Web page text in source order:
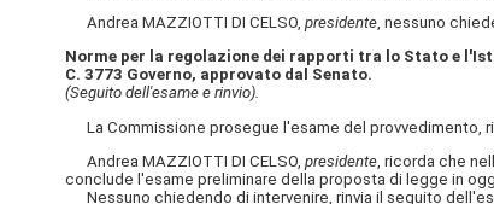
Andrea MAZZIOTTI DI CELSO, presidente, nessuno
Norme per la regolazione dei rapporti tra lo Stato e
C. 3773 Governo, approvato dal Senato.
(Seguito dell'esame e rinvio).
La Commissione prosegue l'esame del provvedimento,
Andrea MAZZIOTTI DI CELSO, presidente, ricorda che
conclude l'esame preliminare della proposta di legge in
Nessuno chiedendo di intervenire, rinvia il seguito